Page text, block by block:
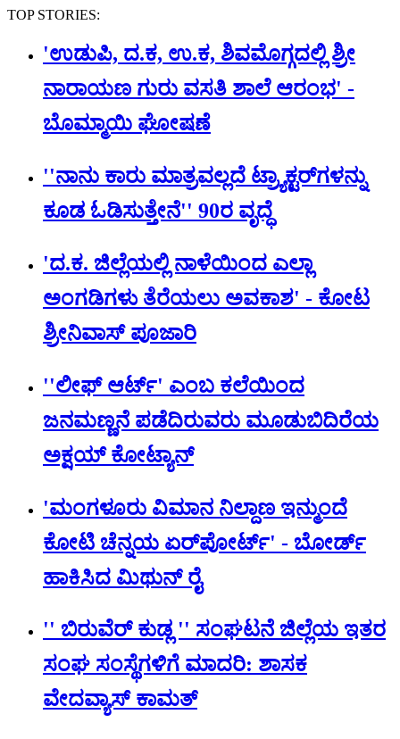
TOP STORIES:
'ಉಡುಪಿ, ದ.ಕ, ಉ.ಕ, ಶಿವಮೊಗ್ಗದಲ್ಲಿ ಶ್ರೀ
ನಾರಾಯಣ ಗುರು ವಸತಿ ಶಾಲೆ ಆರಂಭ' -
ಬೊಮ್ಮಾಯಿ ಘೋಷಣೆ
''ನಾನು ಕಾರು ಮಾತ್ರವಲ್ಲದೆ ಟ್ರ್ಯಾಕ್ಟರ್​ಗಳನ್ನು
ಕೂಡ ಓಡಿಸುತ್ತೇನೆ'' 90ರ ವೃದ್ಧೆ
'ದ.ಕ. ಜಿಲ್ಲೆಯಲ್ಲಿ ನಾಳೆಯಿಂದ ಎಲ್ಲಾ
ಅಂಗಡಿಗಳು ತೆರೆಯಲು ಅವಕಾಶ' - ಕೋಟ
ಶ್ರೀನಿವಾಸ್ ಪೂಜಾರಿ
''ಲೀಫ್ ಆರ್ಟ್' ಎಂಬ ಕಲೆಯಿಂದ
ಜನಮಣ್ಣನೆ ಪಡೆದಿರುವರು ಮೂಡುಬಿದಿರೆಯ
ಅಕ್ಷಯ್ ಕೋಟ್ಯಾನ್
'ಮಂಗಳೂರು ವಿಮಾನ ನಿಲ್ದಾಣ ಇನ್ಮುಂದೆ
ಕೋಟಿ ಚೆನ್ನಯ ಏರ್‌‌ಪೋರ್ಟ್' - ಬೋರ್ಡ್
ಹಾಕಿಸಿದ ಮಿಥುನ್‌ ರೈ
'' ಬಿರುವೆರ್ ಕುಡ್ಲ '' ಸಂಘಟನೆ ಜಿಲ್ಲೆಯ ಇತರ
ಸಂಘ ಸಂಸ್ಥೆಗಳಿಗೆ ಮಾದರಿ: ಶಾಸಕ
ವೇದವ್ಯಾಸ್ ಕಾಮತ್